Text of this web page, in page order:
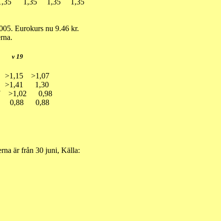
1,35 1,35 1,35 1,35
Eurokurs nu 9.46 kr.
v 19
>1,07
1,30
>1,02 0,98
0,88 0,88
är från 30 juni, Källa: